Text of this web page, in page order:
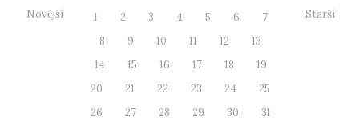
Novější 1 2 3 4 5 6
7
8
9 10 11 12
13
14
15 16 17 18
19
20
21 22 23 24
25
26
27 28 29 30
31
Starší